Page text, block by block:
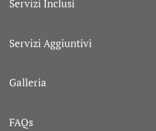
Servizi Inclusi
Servizi Aggiuntivi
Galleria
FAQs